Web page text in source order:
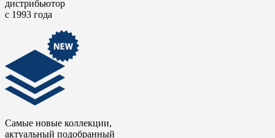
дистрибьютор
с 1993 года
Самые новые коллекции,
актуальный подобранный